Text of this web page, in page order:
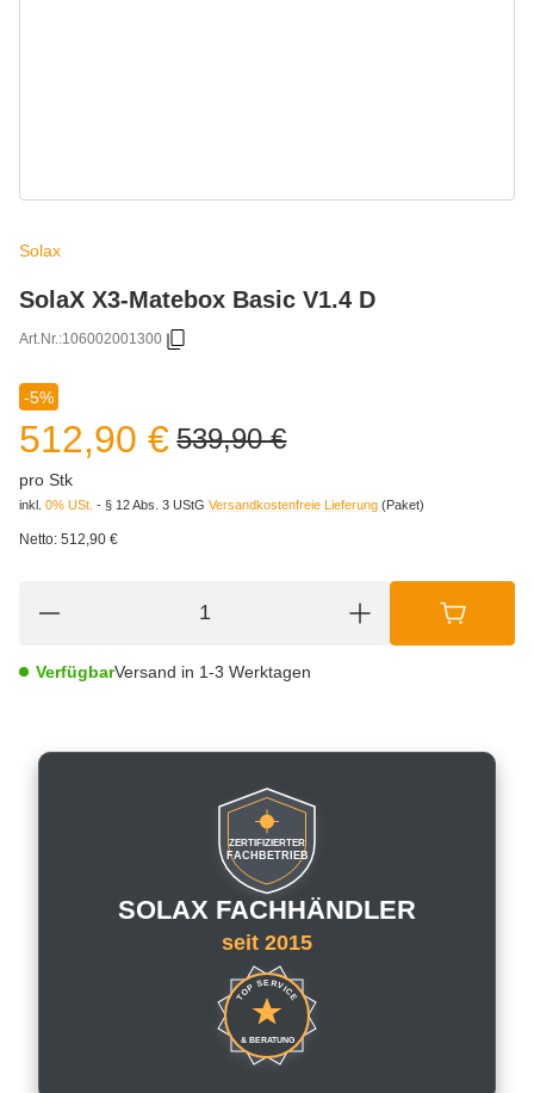
Solax
SolaX X3-Matebox Basic V1.4 D
Art.Nr.:106002001300
-5%
512,90 € 539,90 €
pro Stk
inkl. 0% USt. - § 12 Abs. 3 UStG Versandkostenfreie Lieferung (Paket)
Netto: 512,90 €
VerfügbarVersand in 1-3 Werktagen
ZERTIFIZIERTER
FACHBETRIEB
SOLAX FACHHÄNDLER
seit 2015
TOP SERVICE
& BERATUNG